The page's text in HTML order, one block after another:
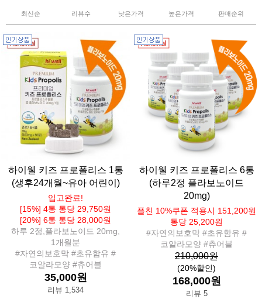
최신순 리뷰수 낮은가격 높은가격 판매순위
하이웰 키즈 프로폴리스 1통
(생후24개월~유아 어린이)
입고완료!
[15%] 4통 통당 29,750원
[20%] 6통 통당 28,000원
하루 2정,플라보노이드 20mg,
1개월분
#자연의보호막 #초유함유 #
코알라모양 #츄어블
35,000원
리뷰 1,534
하이웰 키즈 프로폴리스 6통
(하루2정 플라보노이드
20mg)
플친 10%쿠폰 적용시 151,200원
통당 25,200원
#자연의보호막 #초유함유 #
코알라모양 #츄어블
210,000원
(20%할인)
168,000원
리뷰 5